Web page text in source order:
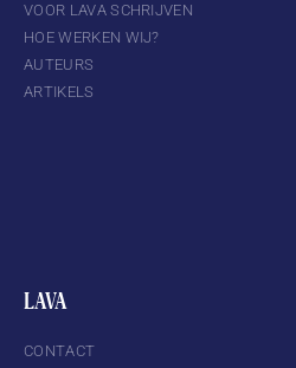
VOOR LAVA SCHRIJVEN
HOE WERKEN WIJ?
AUTEURS
ARTIKELS
LAVA
CONTACT